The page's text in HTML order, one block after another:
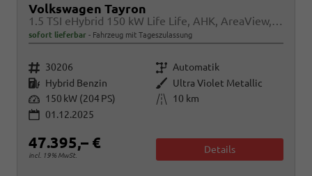
Volkswagen Tayron
sofort lieferbar Fahrzeug mit Tageszulassung
Fahrzeugnr. 30206 Getriebe Automatik
Kraftstoff Hybrid Benzin Außenfarbe Ultra Violet Metallic
Leistung 150 kW (204 PS) Kilometerstand
10 km
01.12.2025
47.395,– €
incl. 19% MwSt.
Details